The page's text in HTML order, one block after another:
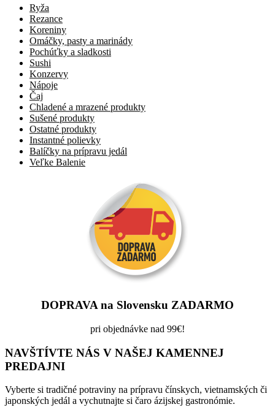
Ryža
Rezance
Koreniny
Omáčky, pasty a marinády
Pochúťky a sladkosti
Sushi
Konzervy
Nápoje
Čaj
Chladené a mrazené produkty
Sušené produkty
Ostatné produkty
Instantné polievky
Balíčky na prípravu jedál
Veľke Balenie
DOPRAVA na Slovensku ZADARMO
pri objednávke nad 99€!
NAVŠTÍVTE NÁS V NAŠEJ KAMENNEJ
PREDAJNI
Vyberte si tradičné potraviny na prípravu čínskych, vietnamských či
japonských jedál a vychutnajte si čaro ázijskej gastronómie.